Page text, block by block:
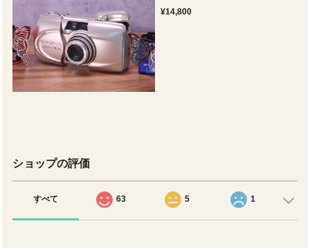
¥14,800
ショップの評価
すべて 63 5 1